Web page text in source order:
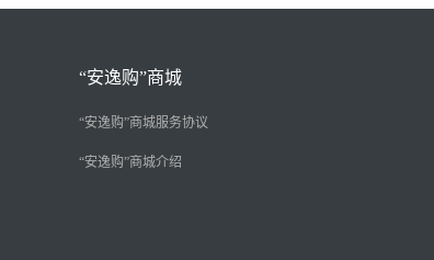
“安逸购”商城
“安逸购”商城服务协议
“安逸购”商城介绍